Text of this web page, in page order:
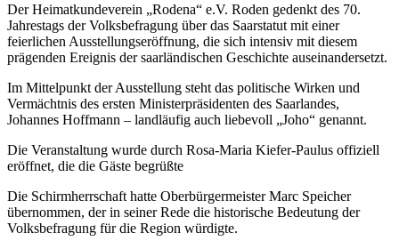
Der Heimatkundeverein „Rodena“ e.V. Roden gedenkt des 70.
Jahrestags der Volksbefragung über das Saarstatut mit einer
feierlichen Ausstellungseröffnung, die sich intensiv mit diesem
prägenden Ereignis der saarländischen Geschichte auseinandersetzt.
Im Mittelpunkt der Ausstellung steht das politische Wirken und
Vermächtnis des ersten Ministerpräsidenten des Saarlandes,
Johannes Hoffmann – landläufig auch liebevoll „Joho“ genannt.
Die Veranstaltung wurde durch Rosa-Maria Kiefer-Paulus offiziell
eröffnet, die die Gäste begrüßte
Die Schirmherrschaft hatte Oberbürgermeister Marc Speicher
übernommen, der in seiner Rede die historische Bedeutung der
Volksbefragung für die Region würdigte.